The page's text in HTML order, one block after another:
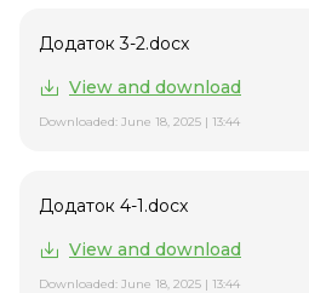
Додаток 3-2.docx
View and download
Downloaded: June 18, 2025 | 13:44
Додаток 4-1.docx
View and download
Downloaded: June 18, 2025 | 13:44